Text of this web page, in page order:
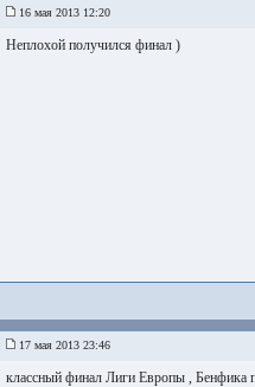
16 мая 2013 12:20
Неплохой получился финал )
17 мая 2013 23:46
классный финал Лиги Европы , Бенфика